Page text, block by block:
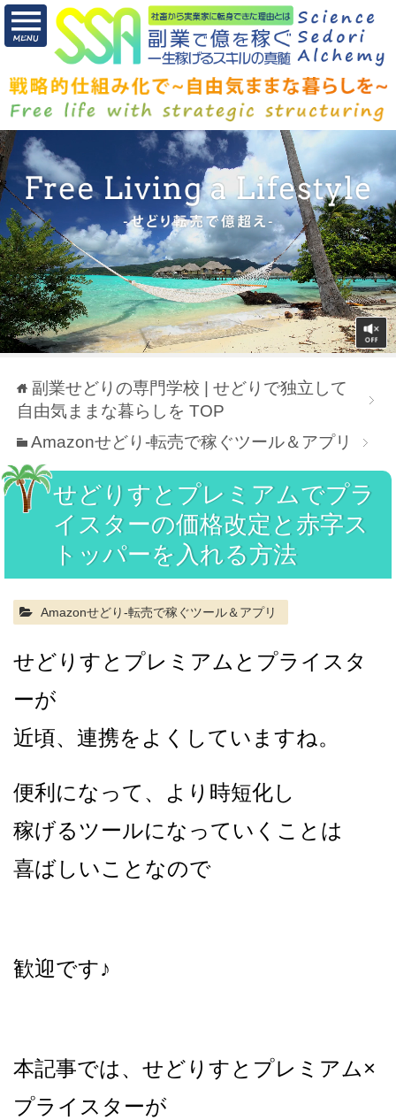
副業せどりの専門学校 | せどりで独立して
自由気ままな暮らしを TOP
Amazonせどり-転売で稼ぐツール＆アプリ
せどりすとプレミアムでプラ
イスターの価格改定と赤字ス
トッパーを入れる方法
Amazonせどり-転売で稼ぐツール＆アプリ
せどりすとプレミアムとプライスタ
ーが
近頃、連携をよくしていますね。
便利になって、より時短化し
稼げるツールになっていくことは
喜ばしいことなので
歓迎です♪
本記事では、せどりすとプレミアム×
プライスターが